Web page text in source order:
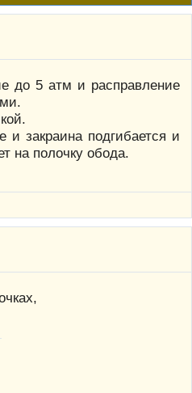
до 5 атм и расправление
закраина подгибается и
на полочку обода.